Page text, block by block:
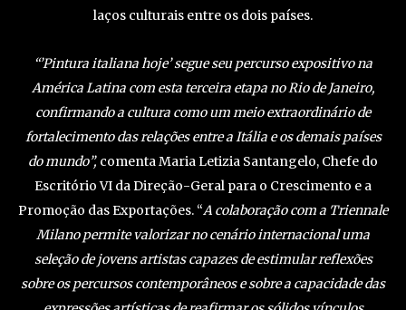
laços culturais entre os dois países.
“’Pintura italiana hoje’ segue seu percurso expositivo na
América Latina com esta terceira etapa no Rio de Janeiro,
confirmando a cultura como um meio extraordinário de
fortalecimento das relações entre a Itália e os demais países
do mundo”, comenta Maria Letizia Santangelo, Chefe do
Escritório VI da Direção-Geral para o Crescimento e a
Promoção das Exportações. “A colaboração com a Triennale
Milano permite valorizar no cenário internacional uma
seleção de jovens artistas capazes de estimular reflexões
sobre os percursos contemporâneos e sobre a capacidade das